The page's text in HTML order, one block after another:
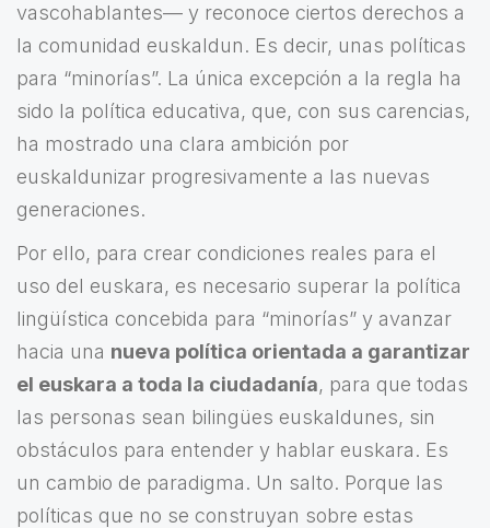
vascohablantes— y reconoce ciertos derechos a
la comunidad euskaldun. Es decir, unas políticas
para “minorías”. La única excepción a la regla ha
sido la política educativa, que, con sus carencias,
ha mostrado una clara ambición por
euskaldunizar progresivamente a las nuevas
generaciones.
Por ello, para crear condiciones reales para el
uso del euskara, es necesario superar la política
lingüística concebida para “minorías” y avanzar
hacia una nueva política orientada a garantizar
el euskara a toda la ciudadanía, para que todas
las personas sean bilingües euskaldunes, sin
obstáculos para entender y hablar euskara. Es
un cambio de paradigma. Un salto. Porque las
políticas que no se construyan sobre estas